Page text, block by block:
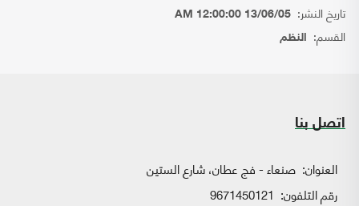
تاريخ النشر: 13/06/05 12:00:00 AM
القسم: النظم
اتصل بنا
العنوان: صنعاء - فج عطان، شارع الستين
رقم التلفون: 9671450121